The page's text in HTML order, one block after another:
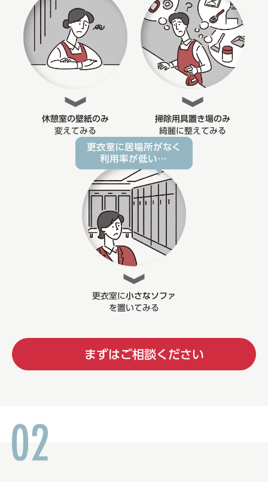
休憩室の壁紙のみ
変えてみる
掃除用具置き場のみ
綺麗に整えてみる
更衣室に小さなソファ
を置いてみる
まずはご相談ください